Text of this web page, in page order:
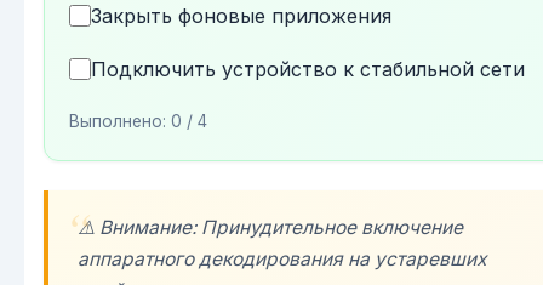
Закрыть фоновые приложения
Подключить устройство к стабильной сети
Выполнено: 0 / 4
⚠️ Внимание: Принудительное включение
аппаратного декодирования на устаревших